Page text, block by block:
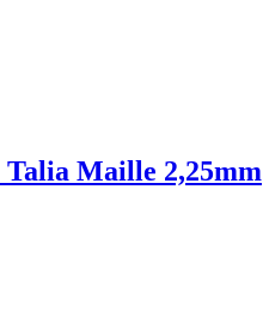
Talia Maille 2,25mm